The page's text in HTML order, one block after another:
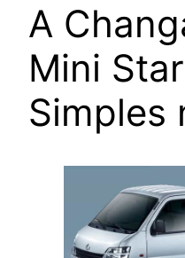
A
Mini
Simples